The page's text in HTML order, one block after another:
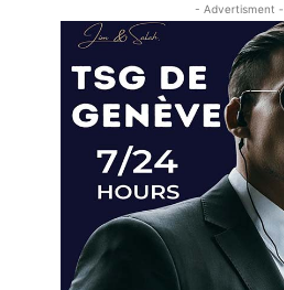
- Advertisment -